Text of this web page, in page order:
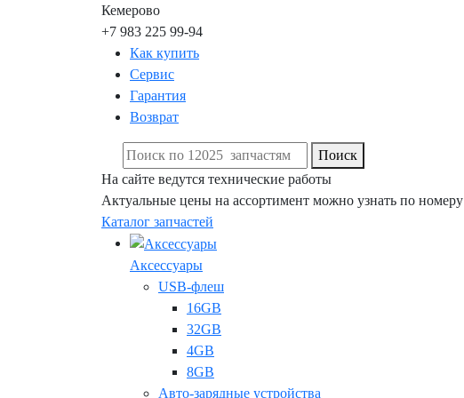
Кемерово
+7 983 225 99-94
Как купить
Сервис
Гарантия
Возврат
Поиск
На сайте ведутся технические работы
Актуальные цены на ассортимент можно узнать по номеру
Каталог запчастей
Аксессуары
USB-флеш
16GB
32GB
4GB
8GB
Авто-зарядные устройства